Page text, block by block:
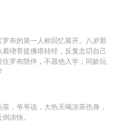
布的第一人称回忆展开。八岁那
绕菩提佛塔转经，反复念叨自己
罗布陪伴，不愿他入学；同龄玩
，爷爷说，大热天喝凉茶伤身，
凉快。